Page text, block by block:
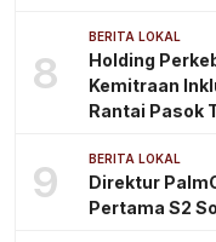
8
BERITA LOKAL
Holding
Kemitraan
Rantai Pasok
9 BERITA LOKAL
Direktur
Pertama S2